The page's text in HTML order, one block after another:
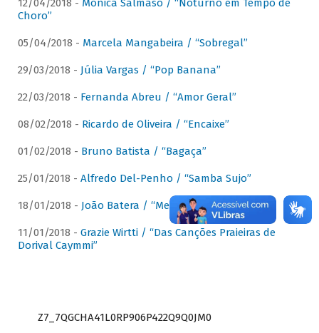
12/04/2018 - Mônica Salmaso / “Noturno em Tempo de
Choro”
05/04/2018 - Marcela Mangabeira / “Sobregal”
29/03/2018 - Júlia Vargas / “Pop Banana”
22/03/2018 - Fernanda Abreu / “Amor Geral”
08/02/2018 - Ricardo de Oliveira / “Encaixe”
01/02/2018 - Bruno Batista / “Bagaça”
25/01/2018 - Alfredo Del-Penho / “Samba Sujo”
18/01/2018 - João Batera / “Meu Pandeiro”
11/01/2018 - Grazie Wirtti / “Das Canções Praieiras de
Dorival Caymmi”
Z7_7QGCHA41L0RP906P422Q9Q0JM0